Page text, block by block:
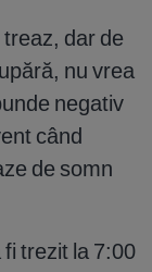
dar de
nu vrea
negativ
când
de somn
trezit la 7:00